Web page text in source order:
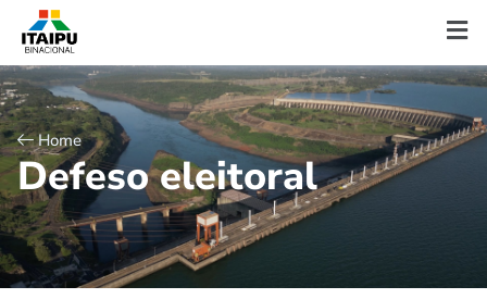
Home
Defeso eleitoral